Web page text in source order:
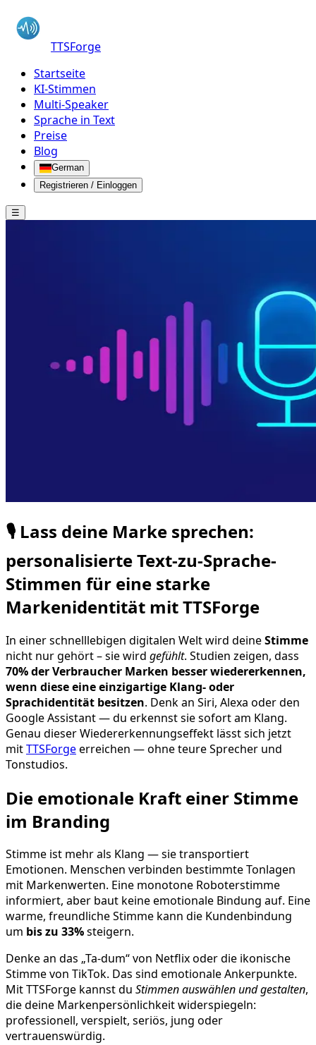
TTSForge
Startseite
KI-Stimmen
Multi-Speaker
Sprache in Text
Preise
Blog
German
Registrieren / Einloggen
☰
🎙️ Lass deine Marke sprechen:
personalisierte Text-zu-Sprache-
Stimmen für eine starke
Markenidentität mit TTSForge
In einer schnelllebigen digitalen Welt wird deineStimme
nicht nur gehört – sie wird gefühlt. Studien zeigen, dass
70% der Verbraucher Marken besser wiedererkennen,
wenn diese eine einzigartige Klang- oder
Sprachidentität besitzen. Denk an Siri, Alexa oder den
Google Assistant — du erkennst sie sofort am Klang.
Genau dieser Wiedererkennungseffekt lässt sich jetzt
mitTTSForgeerreichen — ohne teure Sprecher und
Tonstudios.
Die emotionale Kraft einer Stimme
im Branding
Stimme ist mehr als Klang — sie transportiert
Emotionen. Menschen verbinden bestimmte Tonlagen
mit Markenwerten. Eine monotone Roboterstimme
informiert, aber baut keine emotionale Bindung auf. Eine
warme, freundliche Stimme kann die Kundenbindung
um bis zu 33%steigern.
Denke an das „Ta-dum“ von Netflix oder die ikonische
Stimme von TikTok. Das sind emotionale Ankerpunkte.
Mit TTSForge kannst du Stimmen auswählen und gestalten,
die deine Markenpersönlichkeit widerspiegeln:
professionell, verspielt, seriös, jung oder
vertrauenswürdig.